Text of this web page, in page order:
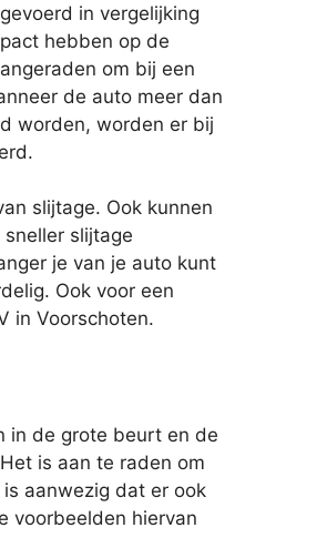
in vergelijking
hebben op de
om bij een
de auto meer dan
worden, worden er bij
slijtage. Ook kunnen
slijtage
je van je auto kunt
Ook voor een
in Voorschoten.
in de grote beurt en de
is aan te raden om
aanwezig dat er ook
voorbeelden hiervan